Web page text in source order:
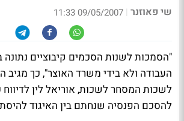
שי פאוזנר |
09/05/2007 11:33
"הסמכות לשנות הסכמים קיבוציים נתונה
העבודה ולא בידי משרד האוצר", כך מגיב
לשכות המסחר לשכות, אוריאל לין לדיווח
להסכם הפנסיה שנחתם בין האיגוד